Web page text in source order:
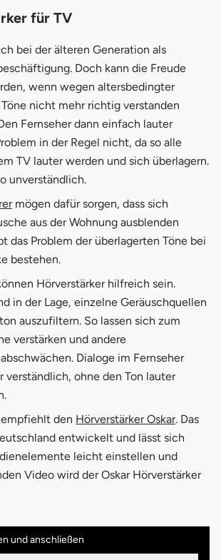
für TV
bei der älteren Generation als
Doch kann die Freude
wenn wegen altersbedingter
nicht mehr richtig verstanden
Fernseher dann einfach lauter
in der Regel nicht, da so alle
TV lauter werden und sich überlagern.
unverständlich.
mögen dafür sorgen, dass sich
aus der Wohnung ausblenden
das Problem der überlagerten Töne bei
bestehen.
Hörverstärker hilfreich sein.
in der Lage, einzelne Geräuschquellen
auszufiltern. So lassen sich zum
verstärken und andere
Dialoge im Fernseher
verständlich, ohne den Ton lauter
empfiehlt den Hörverstärker Oskar. Das
entwickelt und lässt sich
leicht einstellen und
Video wird der Oskar Hörverstärker
und anschließen